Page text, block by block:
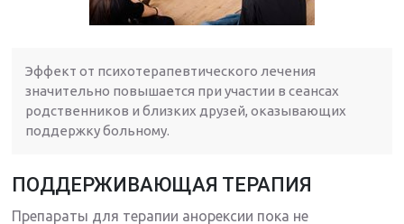
Эффект от психотерапевтического лечения
значительно повышается при участии в сеансах
родственников и близких друзей, оказывающих
поддержку больному.
ПОДДЕРЖИВАЮЩАЯ ТЕРАПИЯ
Препараты для терапии анорексии пока не